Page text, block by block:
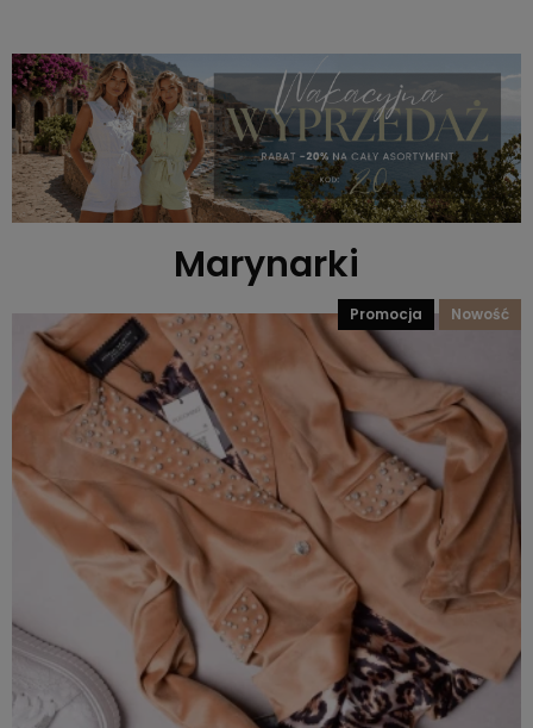
Marynarki
promocja nowość